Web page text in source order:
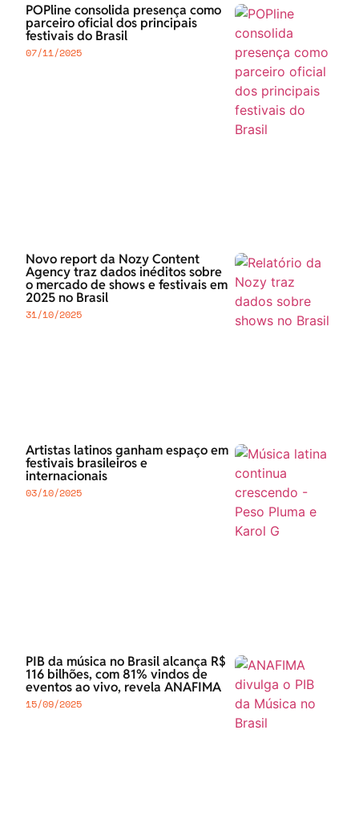
POPline consolida presença como
parceiro oficial dos principais
festivais do Brasil
07/11/2025
Novo report da Nozy Content
Agency traz dados inéditos sobre
o mercado de shows e festivais em
2025 no Brasil
31/10/2025
Artistas latinos ganham espaço em
festivais brasileiros e
internacionais
03/10/2025
PIB da música no Brasil alcança R$
116 bilhões, com 81% vindos de
eventos ao vivo, revela ANAFIMA
15/09/2025